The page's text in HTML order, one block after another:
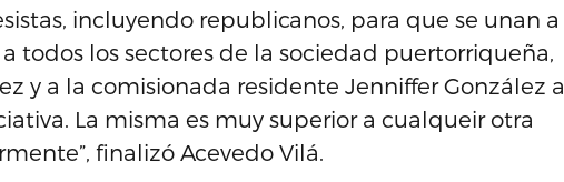
incluyendo republicanos, para que se unan a
todos los sectores de la sociedad puertorriqueña,
y a la comisionada residente Jenniffer González a
La misma es muy superior a cualqueir otra
finalizó Acevedo Vilá.